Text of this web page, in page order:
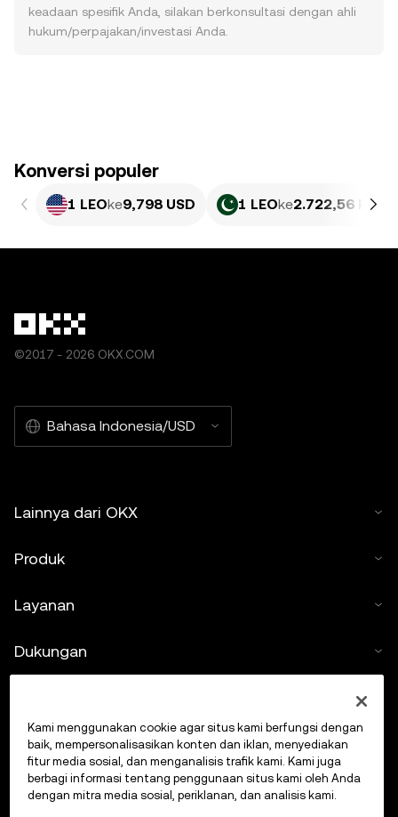
keadaan spesifik Anda, silakan berkonsultasi dengan ahli
hukum/perpajakan/investasi Anda.
Konversi populer
1 LEOke9,798 USD 1 LEOke2.722,56 PKR
©2017 - 2026 OKX.COM
Bahasa Indonesia/USD
Lainnya dari OKX
Produk
Layanan
Dukungan
Kalkulator kripto
Lakukan Trading
Kami menggunakan cookie agar situs kami berfungsi dengan
baik, mempersonalisasikan konten dan iklan, menyediakan
fitur media sosial, dan menganalisis trafik kami. Kami juga
berbagi informasi tentang penggunaan situs kami oleh Anda
dengan mitra media sosial, periklanan, dan analisis kami.